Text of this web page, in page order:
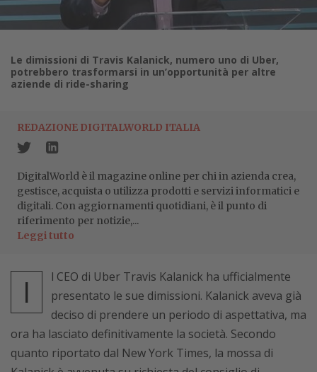
Le dimissioni di Travis Kalanick, numero uno di Uber,
potrebbero trasformarsi in un’opportunità per altre
aziende di ride-sharing
REDAZIONE DIGITALWORLD ITALIA
DigitalWorld è il magazine online per chi in azienda crea,
gestisce, acquista o utilizza prodotti e servizi informatici e
digitali. Con aggiornamenti quotidiani, è il punto di
riferimento per notizie,...
Leggi tutto
I
l CEO di Uber Travis Kalanick ha ufficialmente
presentato le sue dimissioni. Kalanick aveva già
deciso di prendere un periodo di aspettativa, ma
ora ha lasciato definitivamente la società. Secondo
quanto riportato dal New York Times, la mossa di